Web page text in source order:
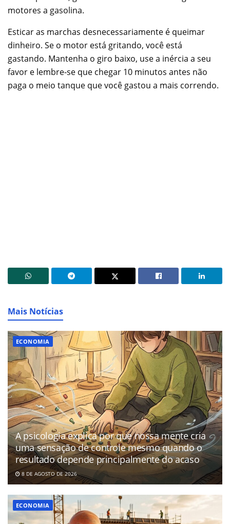
motores a gasolina.
Esticar as marchas desnecessariamente é queimar
dinheiro. Se o motor está gritando, você está
gastando. Mantenha o giro baixo, use a inércia a seu
favor e lembre-se que chegar 10 minutos antes não
paga o meio tanque que você gastou a mais correndo.
Mais Notícias
ECONOMIA
A psicologia explica por que nossa mente cria
uma sensação de controle mesmo quando o
resultado depende principalmente do acaso
8 DE AGOSTO DE 2026
ECONOMIA